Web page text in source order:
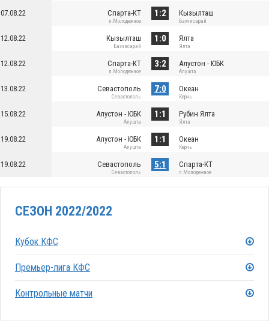
07.08.22 Спарта-КТ
п.Молодежное
1:2 Кызылташ
Бахчисарай
12.08.22 Кызылташ
Бахчисарай
1:0 Ялта
Ялта
12.08.22 Спарта-КТ
п.Молодежное
3:2 Алустон - ЮБК
Алушта
13.08.22 Севастополь
Севастополь
7:0 Океан
Керчь
15.08.22 Алустон - ЮБК
Алушта
1:1 Рубин Ялта
Ялта
19.08.22 Алустон - ЮБК
Алушта
1:1 Океан
Керчь
19.08.22 Севастополь
Севастополь
5:1 Спарта-КТ
п.Молодежное
СЕЗОН 2022/2022
Кубок КФС
Премьер-лига КФС
Контрольные матчи